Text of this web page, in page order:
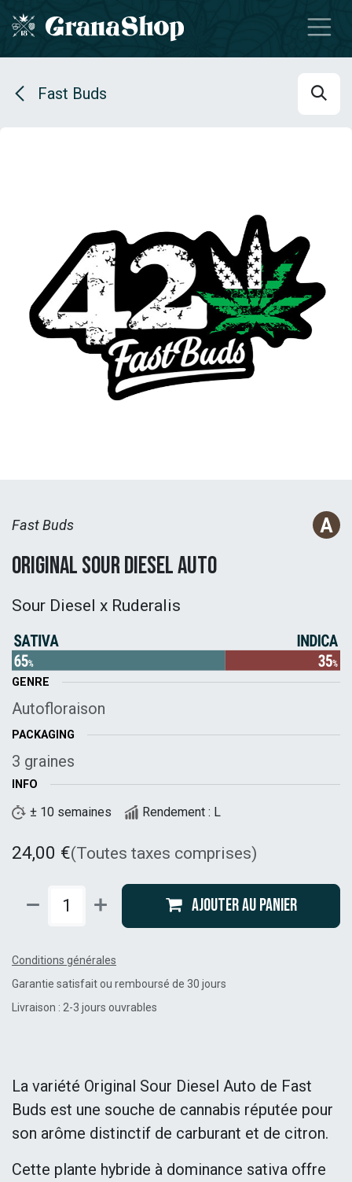
Se rendre au contenu
Fast Buds
Fast Buds
Original Sour Diesel Auto
Sour Diesel x Ruderalis
GENRE
Autofloraison
PACKAGING
3 graines
INFO
± 10 semaines Rendement : L
24,00 €(Toutes taxes comprises)
Ajouter au panier
Conditions générales
Garantie satisfait ou remboursé de 30 jours
Livraison : 2-3 jours ouvrables
La variété Original Sour Diesel Auto de Fast
Buds est une souche de cannabis réputée pour
son arôme distinctif de carburant et de citron.
Cette plante hybride à dominance sativa offre